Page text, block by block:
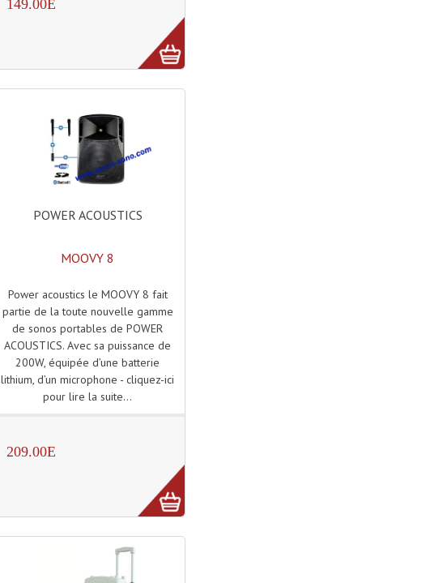
149.00E
POWER ACOUSTICS
MOOVY 8
Power acoustics le MOOVY 8 fait
partie de la toute nouvelle gamme
de sonos portables de POWER
ACOUSTICS. Avec sa puissance de
200W, équipée d’une batterie
lithium, d’un microphone - cliquez-ici
pour lire la suite...
209.00E